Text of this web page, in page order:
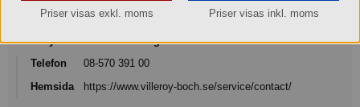
Villeroy & Boch Gustavsberg AB
Telefon
08-570 391 00
Hemsida
https://www.villeroy-boch.se/service/contact/
Priser visas exkl. moms Priser visas inkl. moms